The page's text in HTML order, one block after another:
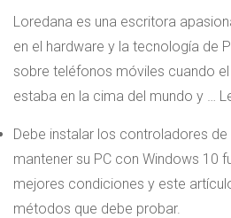
Loredana es una escritora
en el hardware y la tecnología de
sobre teléfonos móviles cuando
estaba en la cima del mundo y …
Debe instalar los controladores
mantener su PC con Windows 10
mejores condiciones y este
métodos que debe probar.